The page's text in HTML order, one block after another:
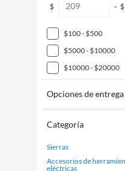
$ - $
$100 - $500
$5000 - $10000
$10000 - $20000
Opciones de entrega
Categoría
sierras
accesorios de herramientas
eléctricas